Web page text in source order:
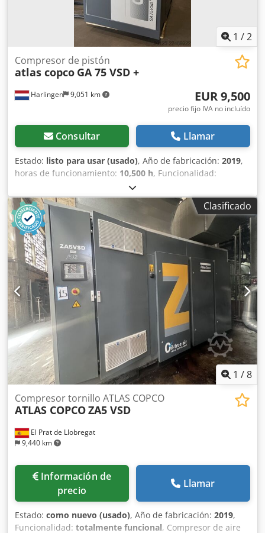
1 /2
Harlingen 9,051 km
Compresor de pistón
atlas copco GA 75 VSD +
EUR 9,500
precio fijo IVA no incluído
Consultar Llamar
Estado: listo para usar (usado), Año de fabricación: 2019,
horas de funcionamiento: 10,500 h, Funcionalidad:
, peso total:
(101.97 CV), caudal volumétrico:476 m³/h, presión (máx.):
13 bar, tipo de refrigeración:
, Equipamiento:
documentación / manual, placa de características
disponible
, Compresor de tornillo en buen estado y
funcionamiento, 75 kW, con control de frecuencia. Codpfx
Alezrihrjwsha
Clasificado
1 /8
El Prat de Llobregat
9,440 km
Compresor tornillo ATLAS COPCO
ATLAS COPCOZA5 VSD
Información de
precio
Llamar
Estado: como nuevo (usado), Año de fabricación: 2019,
Funcionalidad: totalmente funcional, Compresor de aire